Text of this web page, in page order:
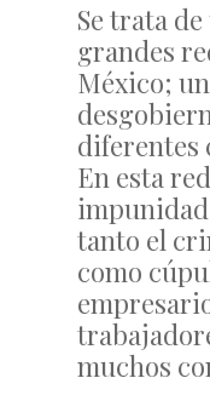
Se trata
grandes
México;
diferentes
En esta
tanto el
como
muchos